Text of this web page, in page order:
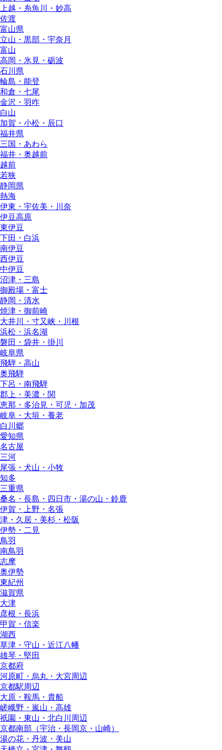
上越・糸魚川・妙高
佐渡
富山県
立山・黒部・宇奈月
富山
高岡・氷見・砺波
石川県
輪島・能登
和倉・七尾
金沢・羽咋
白山
加賀・小松・辰口
福井県
三国・あわら
福井・奥越前
越前
若狭
静岡県
熱海
伊東・宇佐美・川奈
伊豆高原
東伊豆
下田・白浜
南伊豆
西伊豆
中伊豆
沼津・三島
御殿場・富士
静岡・清水
焼津・御前崎
大井川・寸又峡・川根
浜松・浜名湖
磐田・袋井・掛川
岐阜県
飛騨・高山
奥飛騨
下呂・南飛騨
郡上・美濃・関
恵那・多治見・可児・加茂
岐阜・大垣・養老
白川郷
愛知県
名古屋
三河
尾張・犬山・小牧
知多
三重県
桑名・長島・四日市・湯の山・鈴鹿
伊賀・上野・名張
津・久居・美杉・松阪
伊勢・二見
鳥羽
南鳥羽
志摩
奥伊勢
東紀州
滋賀県
大津
彦根・長浜
甲賀・信楽
湖西
草津・守山・近江八幡
雄琴・堅田
京都府
河原町・烏丸・大宮周辺
京都駅周辺
大原・鞍馬・貴船
嵯峨野・嵐山・高雄
祇園・東山・北白川周辺
京都南部（宇治・長岡京・山崎）
湯の花・丹波・美山